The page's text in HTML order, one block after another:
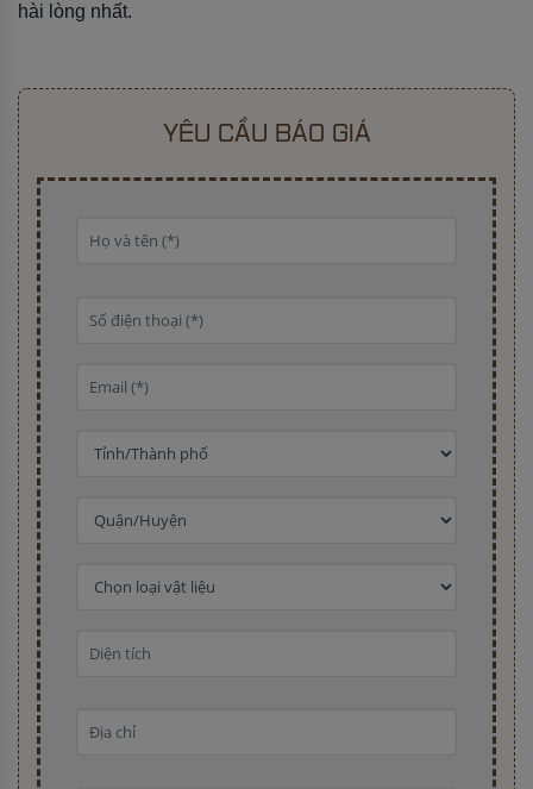
hài lòng nhất.
YÊU CẦU BÁO GIÁ